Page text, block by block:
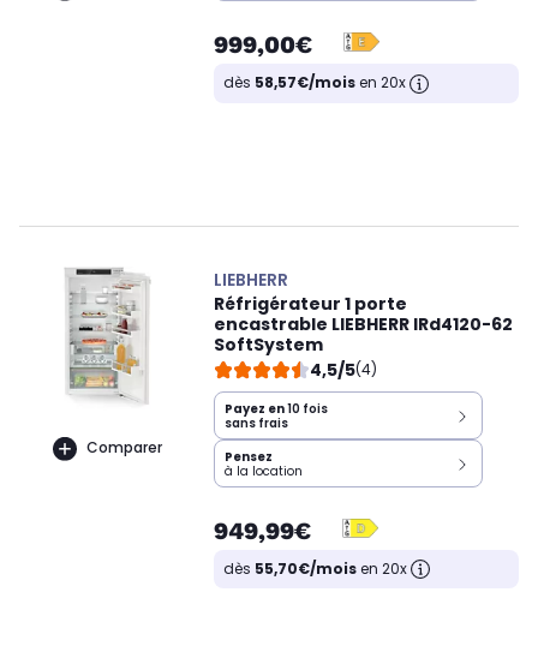
999,00€
dès 58,57€/moisen 20x
Comparer
LIEBHERR
Réfrigérateur 1 porte
encastrable LIEBHERR IRd4120-62
SoftSystem
4,5/5(4)
Payez en10 fois
sans frais
Pensez
à la location
949,99€
dès 55,70€/moisen 20x